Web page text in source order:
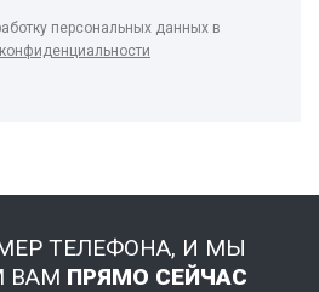
персональных данных в
ТЕЛЕФОНА, И МЫ
ВАМ ПРЯМО СЕЙЧАС